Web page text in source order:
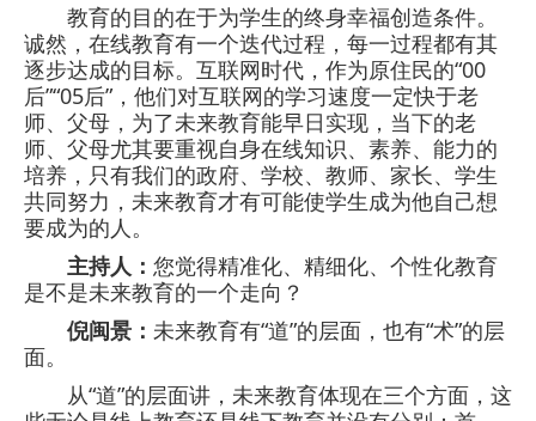
教育的目的在于为学生的终身幸福创造条件。
诚然，在线教育有一个迭代过程，每一过程都有其
逐步达成的目标。互联网时代，作为原住民的“00
后”“05后”，他们对互联网的学习速度一定快于老
师、父母，为了未来教育能早日实现，当下的老
师、父母尤其要重视自身在线知识、素养、能力的
培养，只有我们的政府、学校、教师、家长、学生
共同努力，未来教育才有可能使学生成为他自己想
要成为的人。
主持人： 您觉得精准化、精细化、个性化教育
是不是未来教育的一个走向？
倪闽景： 未来教育有“道”的层面，也有“术”的层
面。
从“道”的层面讲，未来教育体现在三个方面，这